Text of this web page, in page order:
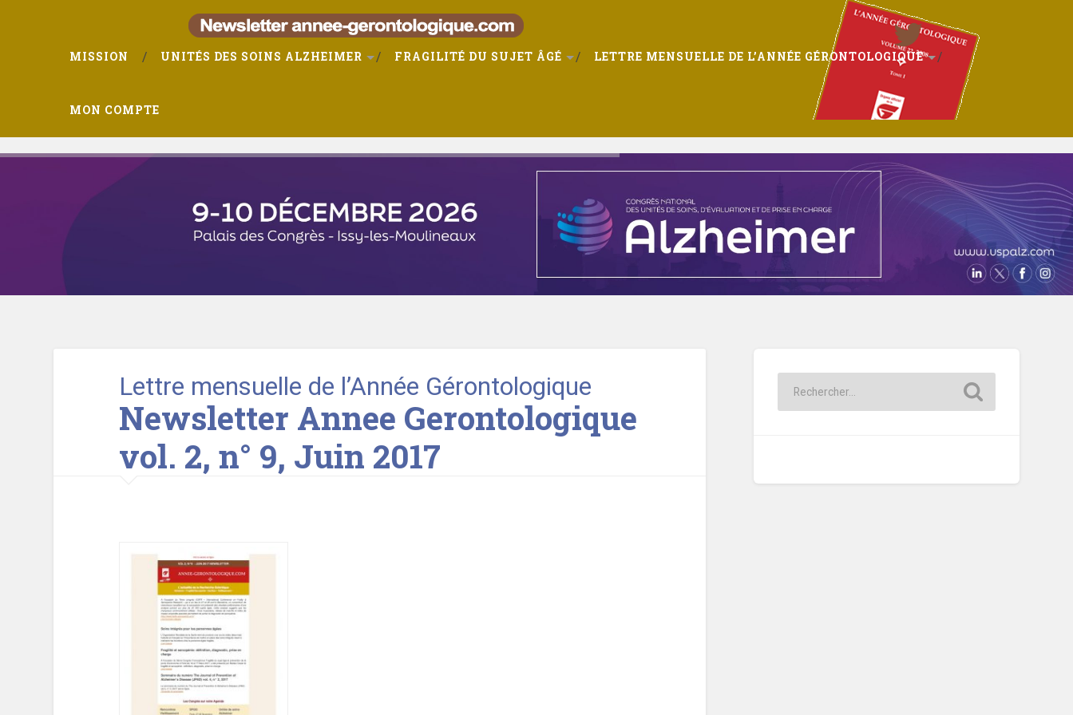
MISSION UNITÉS DES SOINS ALZHEIMER FRAGILITÉ DU SUJET ÂGÉ LETTRE MENSUELLE DE L’ANNÉE GÉRONTOLOGIQUE
MON COMPTE
Lettre mensuelle de l’Année Gérontologique
Newsletter Annee Gerontologique
vol. 2, n° 9, Juin 2017